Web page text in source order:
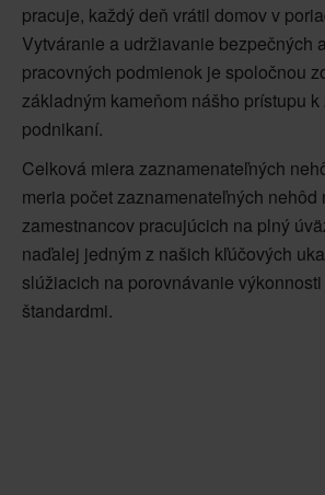
pracuje, každý deň vrátil domov v
Vytváranie a udržiavanie bezpečných
pracovných podmienok je spoločnou
základným kameňom nášho prístupu
podnikaní.
Celková miera zaznamenateľných
meria počet zaznamenateľných nehôd
zamestnancov pracujúcich na plný
naďalej jedným z našich kľúčových
slúžiacich na porovnávanie
štandardmi.